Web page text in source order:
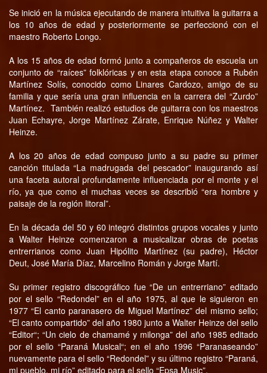
Se inició en la música ejecutando de manera intuitiva la guitarra a
los 10 años de edad y posteriormente se perfeccionó con el
maestro Roberto Longo.
A los 15 años de edad formó junto a compañeros de escuela un
conjunto de “raíces” folklóricas y en esta etapa conoce a Rubén
Martínez Solís, conocido como Linares Cardozo, amigo de su
familia y que sería una gran influencia en la carrera del “Zurdo”
Martínez. También realizó estudios de guitarra con los maestros
Juan Echayre, Jorge Martínez Zárate, Enrique Núñez y Walter
Heinze.
A los 20 años de edad compuso junto a su padre su primer
canción titulada “La madrugada del pescador” inaugurando así
una faceta autoral profundamente influenciada por el monte y el
río, ya que como el muchas veces se describió “era hombre y
paisaje de la región litoral”.
En la década del 50 y 60 integró distintos grupos vocales y junto
a Walter Heinze comenzaron a musicalizar obras de poetas
entrerrianos como Juan Hipólito Martínez (su padre), Héctor
Deut, José María Díaz, Marcelino Román y Jorge Martí.
Su primer registro discográfico fue “De un entrerriano” editado
por el sello “Redondel” en el año 1975, al que le siguieron en
1977 “El canto paranasero de Miguel Martínez” del mismo sello;
“El canto compartido” del año 1980 junto a Walter Heinze del sello
“Editor“; “Un cielo de chamamé y milonga” del año 1985 editado
por el sello “Paraná Musical“; en el año 1996 “Paranaseando”
nuevamente para el sello “Redondel” y su último registro “Paraná,
mi pueblo, mi río” editado para el sello “Epsa Music”.